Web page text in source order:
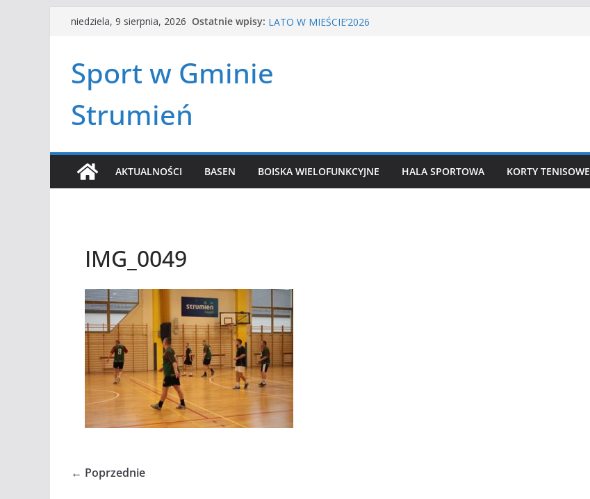
Przejdźniedziela, 9 sierpnia, 2026 Ostatnie wpisy: HALOWA LIGA PIŁKI NOŻNEJ
LATO W MIEŚCIE’2026
Czwórbój lekkoatletyczny
Sport w Gminie
Strumień
AKTUALNOŚCI BASEN BOISKA WIELOFUNKCYJNE HALA SPORTOWA KORTY TENISOWE
IMG_0049
← Poprzednie